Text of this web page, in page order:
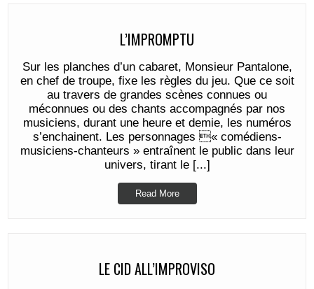
L’IMPROMPTU
Sur les planches d’un cabaret, Monsieur Pantalone,
en chef de troupe, fixe les règles du jeu. Que ce soit
au travers de grandes scènes connues ou
méconnues ou des chants accompagnés par nos
musiciens, durant une heure et demie, les numéros
s’enchainent. Les personnages « comédiens-
musiciens-chanteurs » entraînent le public dans leur
univers, tirant le [...]
Read More
LE CID ALL’IMPROVISO